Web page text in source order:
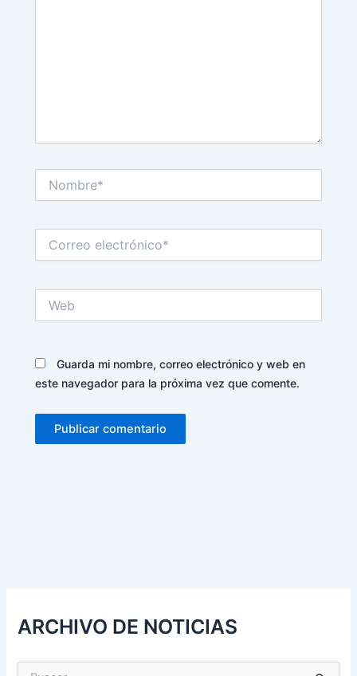
electrónico*
Guarda mi nombre, correo electrónico y web en
este navegador para la próxima vez que comente.
ARCHIVO DE NOTICIAS